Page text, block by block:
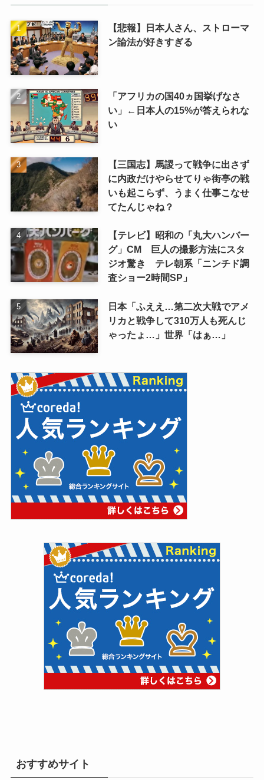
【悲報】日本人さん、ストローマ
ン論法が好きすぎる
「アフリカの国40ヵ国挙げなさ
い」←日本人の15%が答えられな
い
【三国志】馬謖って戦争に出さず
に内政だけやらせてりゃ街亭の戦
いも起こらず、うまく仕事こなせ
てたんじゃね？
【テレビ】昭和の「丸大ハンバー
グ」CM 巨人の撮影方法にスタ
ジオ驚き テレ朝系「ニンチド調
査ショー2時間SP」
日本「ふええ…第二次大戦でアメ
リカと戦争して310万人も死んじ
ゃったょ…」世界「はぁ…」
おすすめサイト